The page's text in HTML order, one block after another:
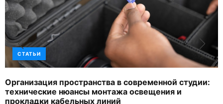
СТАТЬИ
Организация пространства в современной студии:
технические нюансы монтажа освещения и
прокладки кабельных линий